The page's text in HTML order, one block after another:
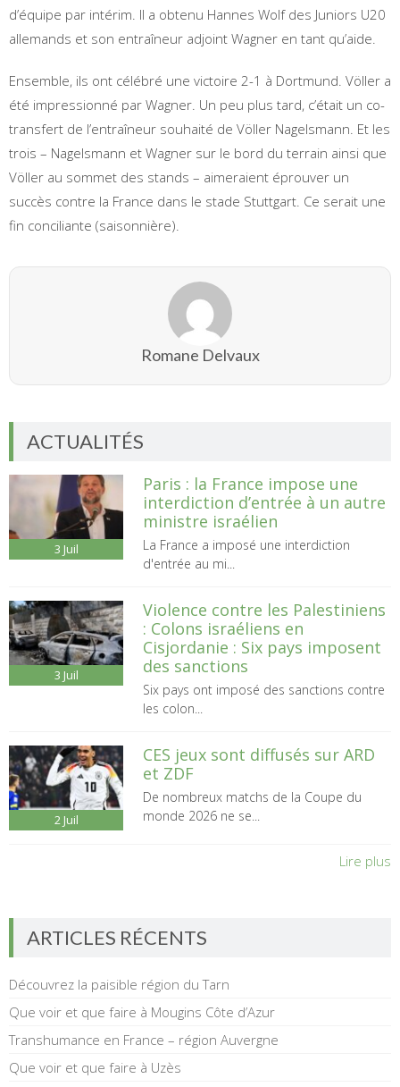
d’équipe par intérim. Il a obtenu Hannes Wolf des Juniors U20
allemands et son entraîneur adjoint Wagner en tant qu’aide.
Ensemble, ils ont célébré une victoire 2-1 à Dortmund. Völler a
été impressionné par Wagner. Un peu plus tard, c’était un co-
transfert de l’entraîneur souhaité de Völler Nagelsmann. Et les
trois – Nagelsmann et Wagner sur le bord du terrain ainsi que
Völler au sommet des stands – aimeraient éprouver un
succès contre la France dans le stade Stuttgart. Ce serait une
fin conciliante (saisonnière).
Romane Delvaux
ACTUALITÉS
3 Juil
Paris : la France impose une
interdiction d’entrée à un autre
ministre israélien
La France a imposé une interdiction
d'entrée au mi...
3 Juil
Violence contre les Palestiniens
: Colons israéliens en
Cisjordanie : Six pays imposent
des sanctions
Six pays ont imposé des sanctions contre
les colon...
2 Juil
CES jeux sont diffusés sur ARD
et ZDF
De nombreux matchs de la Coupe du
monde 2026 ne se...
Lire plus
ARTICLES RÉCENTS
Découvrez la paisible région du Tarn
Que voir et que faire à Mougins Côte d’Azur
Transhumance en France – région Auvergne
Que voir et que faire à Uzès